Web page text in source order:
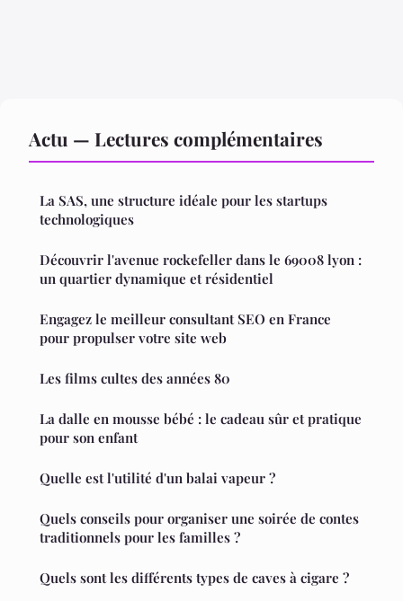
Actu — Lectures complémentaires
La SAS, une structure idéale pour les startups
technologiques
Découvrir l'avenue rockefeller dans le 69008 lyon :
un quartier dynamique et résidentiel
Engagez le meilleur consultant SEO en France
pour propulser votre site web
Les films cultes des années 80
La dalle en mousse bébé : le cadeau sûr et pratique
pour son enfant
Quelle est l'utilité d'un balai vapeur ?
Quels conseils pour organiser une soirée de contes
traditionnels pour les familles ?
Quels sont les différents types de caves à cigare ?